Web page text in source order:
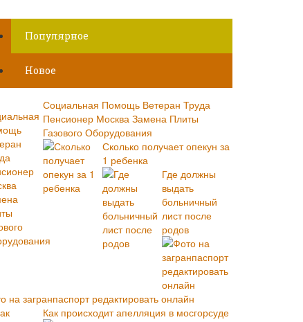
Популярное
Новое
Социальная Помощь Ветеран Труда
Пенсионер Москва Замена Плиты
Газового Оборудования
Сколько получает опекун за
1 ребенка
Где должны
выдать
больничный
лист после
родов
на загранпаспорт редактировать онлайн
Как происходит апелляция в мосгорсуде